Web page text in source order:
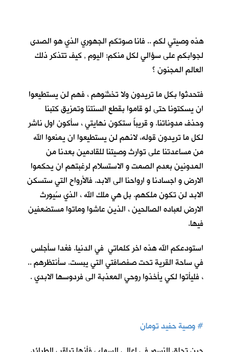
هذه وصيتي لكم .. فانا صوتكم الجهوري الذي هو الصدى
لجوابكم على سؤالي لكلٍ منكم: اليوم , كيف تتذكر ذلك
العالم المجنون ؟
فتحدثوا بكل ما تريدون ولا تخشَوهم ، فهم لن يستطيعوا
ان يسكتونا حتى لو قاموا بقطع السنتنا وتمزيق كتبنا
وحذف مدوناتنا. و قريباً ستكون نهايتي ، سأكون اول ناشر
لكل ما تريدون قوله، لانهم لن يستطيعوا ان يمنعوا الله
من مساعدتنا على توارث وصيتنا للقادمين بعدنا من
المدونين بعدم الصمت و الاستسلام لرغبتهم ان يحكموا
الارض و اجسادنا و ارواحنا الى الابد. فالأرواح التي ستسكن
الابد لن تكون ملكهم. بل هي ملك الله ، الذي سُيورث
الارض لعباده الصالحين ، الذين عاشوا وماتوا مستضعفين
فيها.
استودعكم الله هذه اخر كلماتي في الدنيا. فغدا سأجلس
في ساحة القرية تحت صفصافتي التي يبست. سأنتظرهم ..
، فليأتوا لكي يأخذوا روحي المعذبة الى فردوسها الابدي .
#وصية حفيد تومان